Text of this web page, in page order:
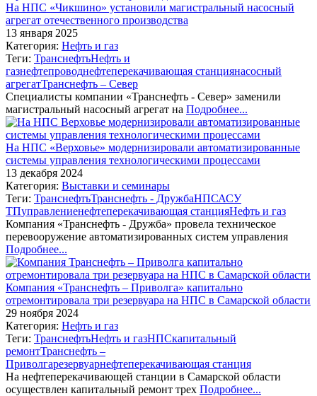
На НПС «Чикшино» установили магистральный насосный
агрегат отечественного производства
13 января 2025
Категория: Нефть и газ
Теги: ТранснефтьНефть и
газнефтепроводнефтеперекачивающая станциянасосный
агрегатТранснефть ‒ Север
Специалисты компании «Транснефть - Север» заменили
магистральный насосный агрегат на Подробнее...
На НПС «Верховье» модернизировали автоматизированные
системы управления технологическими процессами
13 декабря 2024
Категория: Выставки и семинары
Теги: ТранснефтьТранснефть - ДружбаНПСАСУ
ТПуправлениенефтеперекачивающая станцияНефть и газ
Компания «Транснефть - Дружба» провела техническое
перевооружение автоматизированных систем управления
Подробнее...
Компания «Транснефть – Приволга» капитально
отремонтировала три резервуара на НПС в Самарской области
29 ноября 2024
Категория: Нефть и газ
Теги: ТранснефтьНефть и газНПСкапитальный
ремонтТранснефть –
Приволгарезервуарнефтеперекачивающая станция
На нефтеперекачивающей станции в Самарской области
осуществлен капитальный ремонт трех Подробнее...